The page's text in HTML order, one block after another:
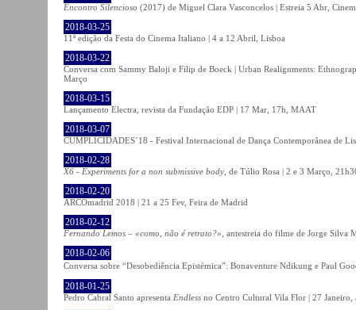
Encontro Silencioso (2017) de Miguel Clara Vasconcelos | Estreia 5 Abr,
2018-03-25
11ª edição da Festa do Cinema Italiano | 4 a 12 Abril, Lisboa
2018-03-22
Conversa com Sammy Baloji e Filip de Boeck | Urban Realignments:
Março
2018-03-15
Lançamento Electra, revista da Fundação EDP | 17 Mar, 17h, MAAT
2018-03-07
CUMPLICIDADES´18 - Festival Internacional de Dança Contemporânea de
2018-02-28
X6 - Experiments for a non submissive body , de Túlio Rosa | 2 e 3 Março,
2018-02-20
ARCOmadrid 2018 | 21 a 25 Fev, Feira de Madrid
2018-02-12
Fernando Lemos – «como, não é retrato?» , antestreia do filme de Jorge Silva
2018-02-06
Conversa sobre “Desobediência Epistémica”: Bonaventure Ndikung e Paul
2018-01-25
Pedro Cabral Santo apresenta Endless no Centro Cultural Vila Flor | 27 Janeiro,